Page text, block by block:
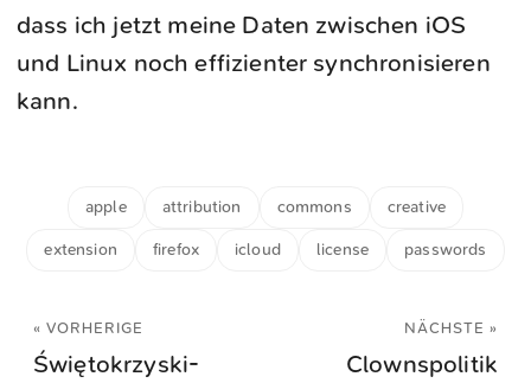
dass ich jetzt meine Daten zwischen iOS
und Linux noch effizienter synchronisieren
kann.
apple attribution commons creative
extension firefox icloud license passwords
« VORHERIGE
Świętokrzyski-
NÄCHSTE »
Clownspolitik